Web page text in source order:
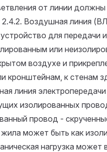
от линии
2.4.2. Воздушная линия
для передачи
или
воздухе и
кронштейнам, к стенам
линия
изолированных
провод -
может быть как
нагрузка может